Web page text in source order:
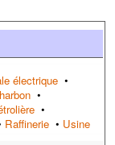
électrique •
•
•
Raffinerie • Usine